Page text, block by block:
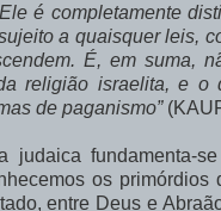
é completamente
a quaisquer leis,
É, em suma,
religião israelita, e o
de paganismo”
judaica fundamenta-
os primórdios
entre Deus e